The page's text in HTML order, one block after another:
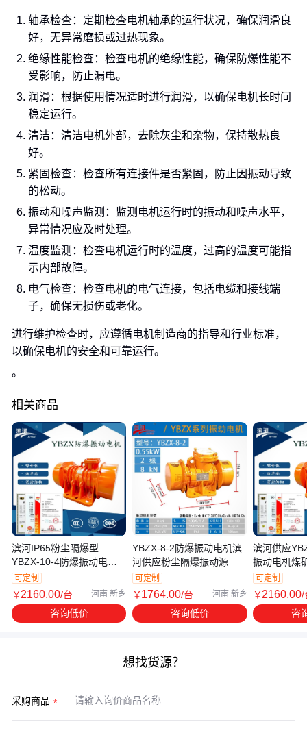
轴承检查：定期检查电机轴承的运行状况，确保润滑良
好，无异常磨损或过热现象。
绝缘性能检查：检查电机的绝缘性能，确保防爆性能不
受影响，防止漏电。
润滑：根据使用情况适时进行润滑，以确保电机长时间
稳定运行。
清洁：清洁电机外部，去除灰尘和杂物，保持散热良
好。
紧固检查：检查所有连接件是否紧固，防止因振动导致
的松动。
振动和噪声监测：监测电机运行时的振动和噪声水平，
异常情况应及时处理。
温度监测：检查电机运行时的温度，过高的温度可能指
示内部故障。
电气检查：检查电机的电气连接，包括电缆和接线端
子，确保无损伤或老化。
进行维护检查时，应遵循电机制造商的指导和行业标准，
以确保电机的安全和可靠运行。
。
相关商品
滨河IP65粉尘隔爆型
YBZX-10-4防爆振动电机
煤矿洗选振动源
￥2160.00/台 河南 新乡
可定制
咨询低价
YBZX-8-2防爆振动电机滨
河供应粉尘隔爆振动源
￥1764.00/台 河南 新乡
可定制
咨询低价
滨河供应
振动电机煤
境适用激振
￥2160.00/
可定制
咨
想找货源？
采购商品